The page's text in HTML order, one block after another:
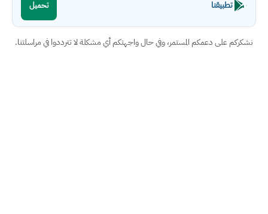
تطبيقنا تحميل
نشكركم على دعمكم المستمر، وفي حال واجهتكم أي مشكلة لا تترددوا في مراسلتنا.